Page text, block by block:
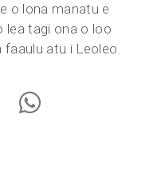
o lona manatu e
lea tagi ona o loo
faaulu atu i Leoleo.